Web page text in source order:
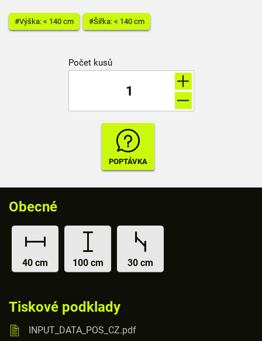
#Výška: < 140 cm #Šířka: < 140 cm
Počet kusů
Obecné
40 cm 100 cm 30 cm
Tiskové podklady
INPUT_DATA_POS_CZ.pdf